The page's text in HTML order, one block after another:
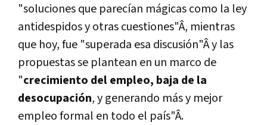
"soluciones que parecí­an mágicas como la ley
antidespidos y otras cuestiones"Â, mientras
que hoy, fue "superada esa discusión"Â y las
propuestas se plantean en un marco de
"crecimiento del empleo, baja de la
desocupación, y generando más y mejor
empleo formal en todo el paí­s"Â.